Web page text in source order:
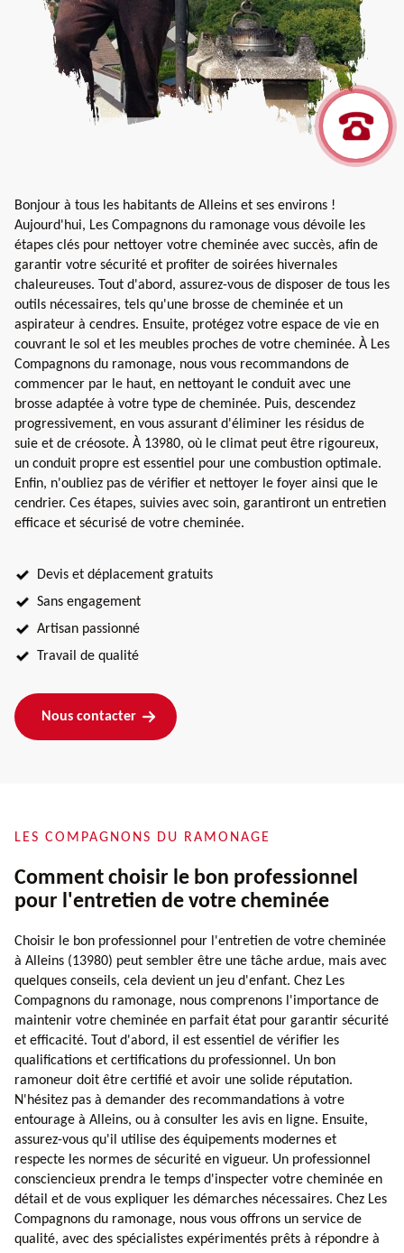
Bonjour à tous les habitants de Alleins et ses environs !
Aujourd'hui, Les Compagnons du ramonage vous dévoile les
étapes clés pour nettoyer votre cheminée avec succès, afin de
garantir votre sécurité et profiter de soirées hivernales
chaleureuses. Tout d'abord, assurez-vous de disposer de tous les
outils nécessaires, tels qu'une brosse de cheminée et un
aspirateur à cendres. Ensuite, protégez votre espace de vie en
couvrant le sol et les meubles proches de votre cheminée. À Les
Compagnons du ramonage, nous vous recommandons de
commencer par le haut, en nettoyant le conduit avec une
brosse adaptée à votre type de cheminée. Puis, descendez
progressivement, en vous assurant d'éliminer les résidus de
suie et de créosote. À 13980, où le climat peut être rigoureux,
un conduit propre est essentiel pour une combustion optimale.
Enfin, n'oubliez pas de vérifier et nettoyer le foyer ainsi que le
cendrier. Ces étapes, suivies avec soin, garantiront un entretien
efficace et sécurisé de votre cheminée.
Devis et déplacement gratuits
Sans engagement
Artisan passionné
Travail de qualité
Nous contacter
LES COMPAGNONS DU RAMONAGE
Comment choisir le bon professionnel
pour l'entretien de votre cheminée
Choisir le bon professionnel pour l'entretien de votre cheminée
à Alleins (13980) peut sembler être une tâche ardue, mais avec
quelques conseils, cela devient un jeu d'enfant. Chez Les
Compagnons du ramonage, nous comprenons l'importance de
maintenir votre cheminée en parfait état pour garantir sécurité
et efficacité. Tout d'abord, il est essentiel de vérifier les
qualifications et certifications du professionnel. Un bon
ramoneur doit être certifié et avoir une solide réputation.
N'hésitez pas à demander des recommandations à votre
entourage à Alleins, ou à consulter les avis en ligne. Ensuite,
assurez-vous qu'il utilise des équipements modernes et
respecte les normes de sécurité en vigueur. Un professionnel
consciencieux prendra le temps d'inspecter votre cheminée en
détail et de vous expliquer les démarches nécessaires. Chez Les
Compagnons du ramonage, nous vous offrons un service de
qualité, avec des spécialistes expérimentés prêts à répondre à